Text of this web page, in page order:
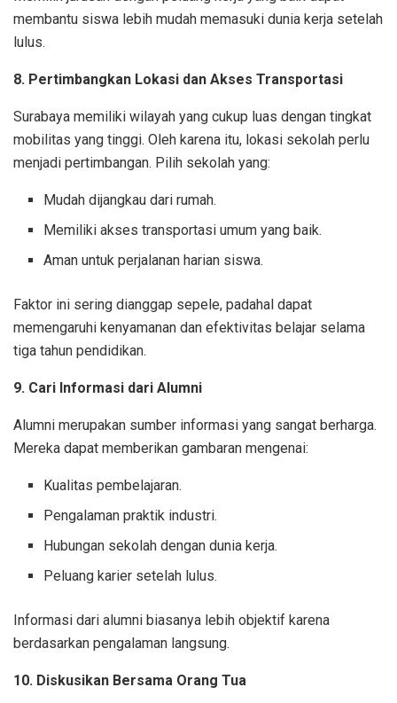
membantu siswa lebih mudah memasuki dunia kerja setelah
lulus.
8. Pertimbangkan Lokasi dan Akses Transportasi
Surabaya memiliki wilayah yang cukup luas dengan tingkat
mobilitas yang tinggi. Oleh karena itu, lokasi sekolah perlu
menjadi pertimbangan. Pilih sekolah yang:
Mudah dijangkau dari rumah.
Memiliki akses transportasi umum yang baik.
Aman untuk perjalanan harian siswa.
Faktor ini sering dianggap sepele, padahal dapat
memengaruhi kenyamanan dan efektivitas belajar selama
tiga tahun pendidikan.
9. Cari Informasi dari Alumni
Alumni merupakan sumber informasi yang sangat berharga.
Mereka dapat memberikan gambaran mengenai:
Kualitas pembelajaran.
Pengalaman praktik industri.
Hubungan sekolah dengan dunia kerja.
Peluang karier setelah lulus.
Informasi dari alumni biasanya lebih objektif karena
berdasarkan pengalaman langsung.
10. Diskusikan Bersama Orang Tua